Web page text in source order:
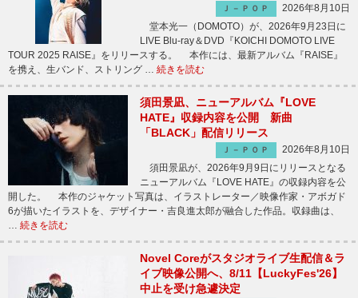
Ｊ－ＰＯＰ
2026年8月10日
堂本光一（DOMOTO）が、2026年9月23日に
LIVE Blu-ray＆DVD『KOICHI DOMOTO LIVE
TOUR 2025 RAISE』をリリースする。 本作には、最新アルバム『RAISE』
を携え、生バンド、ストリング … 続きを読む
須田景凪、ニューアルバム『LOVE
HATE』収録内容を公開 新曲
「BLACK」配信リリース
Ｊ－ＰＯＰ
2026年8月10日
須田景凪が、2026年9月9日にリリースとなる
ニューアルバム『LOVE HATE』の収録内容を公
開した。 本作のジャケット写真は、イラストレーター／映像作家・アボガド
6が描いたイラストを、デザイナー・吉良進太郎が融合した作品。収録曲は、
… 続きを読む
Novel Coreがスタジオライブ生配信＆ラ
イブ映像公開へ、8/11【LuckyFes'26】
中止を受け急遽決定